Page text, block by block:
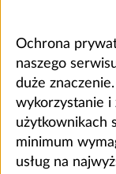
Ochrona
naszego
duże
wykorzystanie
użytkownikach
minimum
usług na